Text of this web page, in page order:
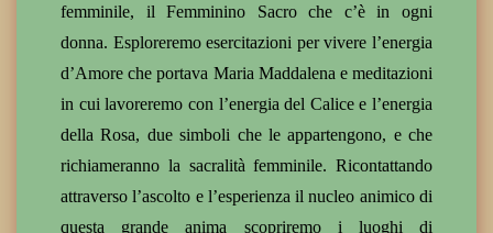
femminile, il Femminino Sacro che c’è in ogni
donna. Esploreremo esercitazioni per vivere l’energia
d’Amore che portava Maria Maddalena e meditazioni
in cui lavoreremo con l’energia del Calice e l’energia
della Rosa, due simboli che le appartengono, e che
richiameranno la sacralità femminile. Ricontattando
attraverso l’ascolto e l’esperienza il nucleo animico di
questa grande anima scopriremo i luoghi di